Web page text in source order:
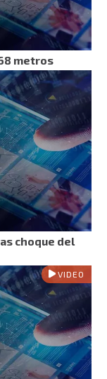
metros
choque del
VIDEO